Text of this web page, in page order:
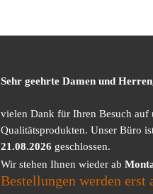
Sehr geehrte Damen und
vielen Dank für Ihren Besuch auf
Qualitätsprodukten. Unser Büro
21.08.2026 geschlossen.
Wir stehen Ihnen wieder ab
Bestellungen werden erst